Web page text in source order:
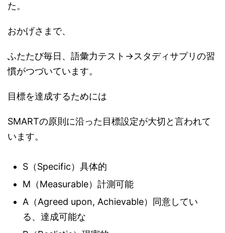
た。
おかげさまで、
ふたたび毎日、語彙力テスト→スタディサプリの習
慣がつづいています。
目標を達成するためには
SMARTの原則に沿った目標設定が大切と言われて
います。
S（Specific）具体的
M（Measurable）計測可能
A（Agreed upon, Achievable）同意してい
る、達成可能な